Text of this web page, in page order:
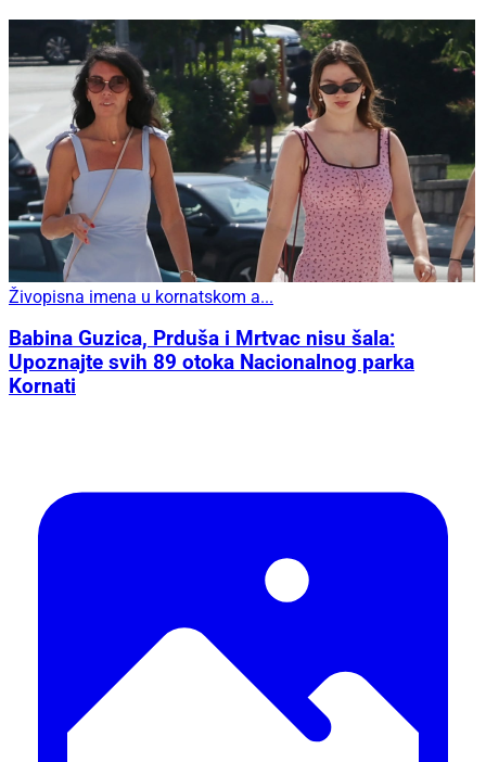
Živopisna imena u kornatskom a...
Babina Guzica, Prduša i Mrtvac nisu šala:
Upoznajte svih 89 otoka Nacionalnog parka
Kornati